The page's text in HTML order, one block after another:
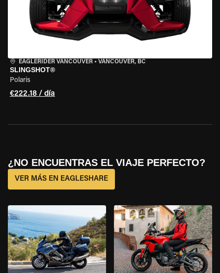
EAGLERIDER VANCOUVER • VANCOUVER, BC
SLINGSHOT®
Polaris
€222.18 / día
¿NO ENCUENTRAS EL VIAJE PERFECTO?
VER MÁS EN EAGLESHARE